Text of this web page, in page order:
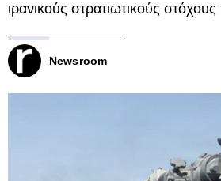
ιρανικούς στρατιωτικούς στόχους
Newsroom